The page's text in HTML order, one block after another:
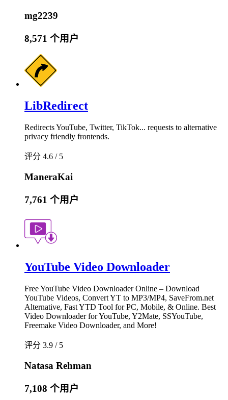
mg2239
8,571 个用户
LibRedirect
Redirects YouTube, Twitter, TikTok... requests to alternative
privacy friendly frontends.
评分 4.6 / 5
ManeraKai
7,761 个用户
YouTube Video Downloader
Free YouTube Video Downloader Online – Download
YouTube Videos, Convert YT to MP3/MP4, SaveFrom.net
Alternative, Fast YTD Tool for PC, Mobile, & Online. Best
Video Downloader for YouTube, Y2Mate, SSYouTube,
Freemake Video Downloader, and More!
评分 3.9 / 5
Natasa Rehman
7,108 个用户